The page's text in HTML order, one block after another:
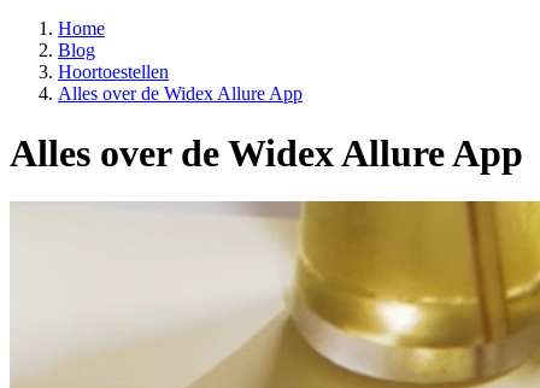
Home
Blog
Hoortoestellen
Alles over de Widex Allure App
Alles over de Widex Allure App